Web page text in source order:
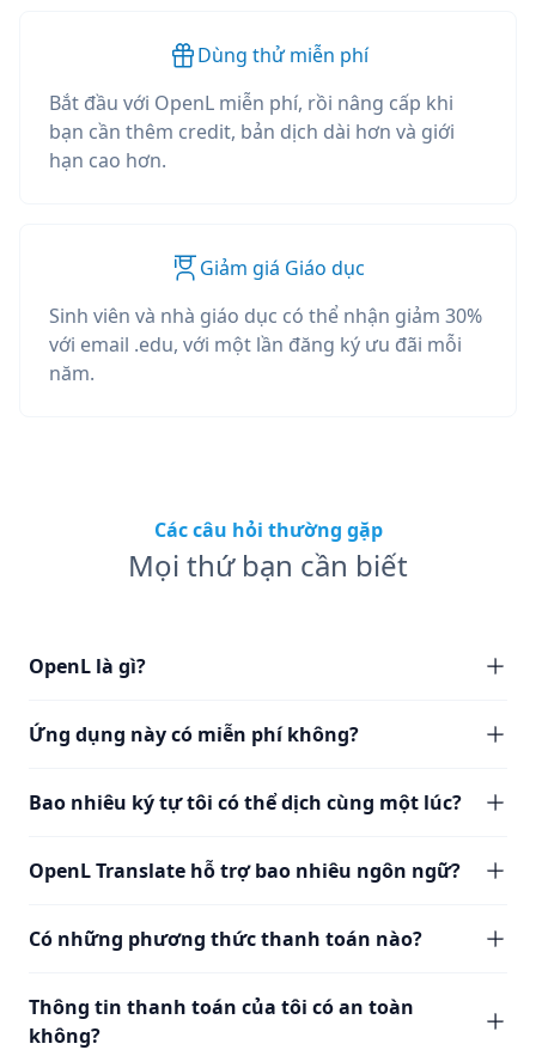
Dùng thử miễn phí
Bắt đầu với OpenL miễn phí, rồi nâng cấp khi
bạn cần thêm credit, bản dịch dài hơn và giới
hạn cao hơn.
Giảm giá Giáo dục
Sinh viên và nhà giáo dục có thể nhận giảm 30%
với email .edu, với một lần đăng ký ưu đãi mỗi
năm.
Các câu hỏi thường gặp
Mọi thứ bạn cần biết
OpenL là gì?
Ứng dụng này có miễn phí không?
Bao nhiêu ký tự tôi có thể dịch cùng một lúc?
OpenL Translate hỗ trợ bao nhiêu ngôn ngữ?
Có những phương thức thanh toán nào?
Thông tin thanh toán của tôi có an toàn
không?